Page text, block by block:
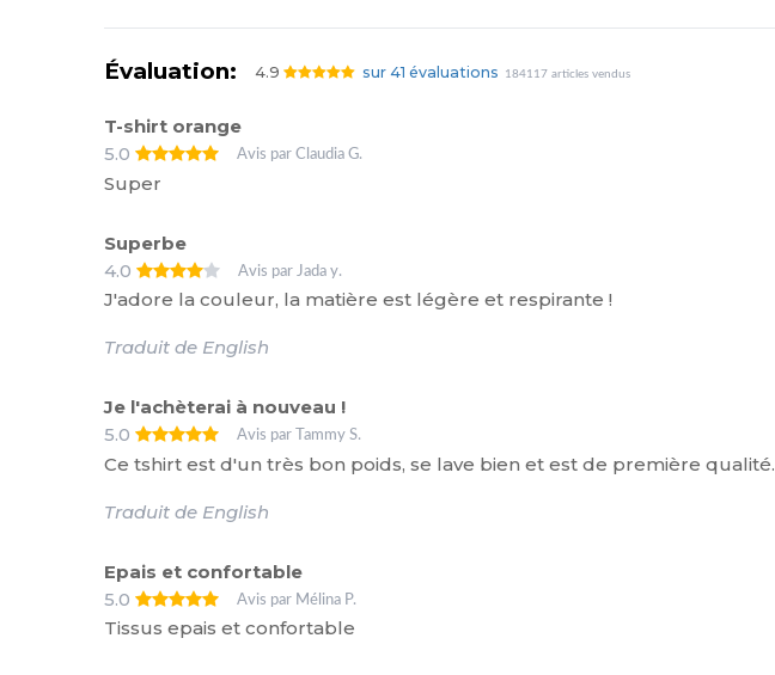
Évaluation: 4.9 sur 41 évaluations 184117 articles vendus
T-shirt orange
5.0
Avis par Claudia G.
Super
Superbe
4.0
Avis par Jada y.
J'adore la couleur, la matière est légère et respirante !
Traduit de English
Je l'achèterai à nouveau !
5.0
Avis par Tammy S.
Ce tshirt est d'un très bon poids, se lave bien et est de première qualité.
Traduit de English
Epais et confortable
5.0
Avis par Mélina P.
Tissus epais et confortable